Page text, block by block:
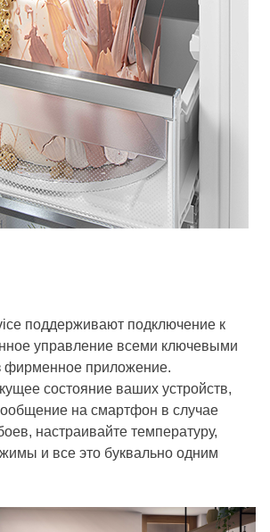
поддерживают подключение к
управление всеми ключевыми
фирменное приложение.
состояние ваших устройств,
на смартфон в случае
настраивайте температуру,
и все это буквально одним